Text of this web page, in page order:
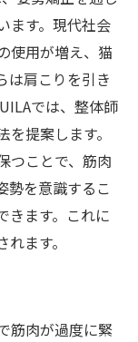
ます。現代社会
使用が増え、猫
は肩こりを引き
では、整体師
提案します。
つことで、筋肉
勢を意識するこ
きます。これに
ます。
筋肉が過度に緊